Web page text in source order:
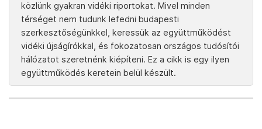
közlünk gyakran vidéki riportokat. Mivel minden
térséget nem tudunk lefedni budapesti
szerkesztőségünkkel, keressük az együttműködést
vidéki újságírókkal, és fokozatosan országos tudósítói
hálózatot szeretnénk kiépíteni. Ez a cikk is egy ilyen
együttműködés keretein belül készült.